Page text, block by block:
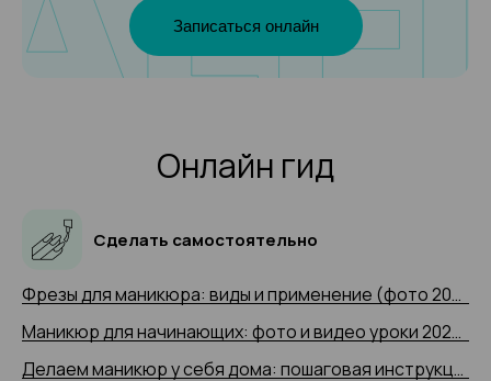
Записаться онлайн
Онлайн гид
Сделать самостоятельно
Фрезы для маникюра: виды и применение (фото 2025 и видео-примеры)
Маникюр для начинающих: фото и видео уроки 2025 года
Делаем маникюр у себя дома: пошаговая инструкция 2025 (+ видео)